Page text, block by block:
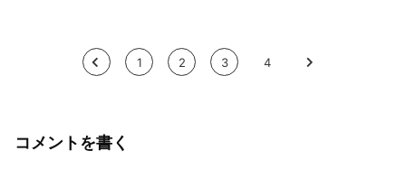
< 1 2 3 4 >
コメントを書く